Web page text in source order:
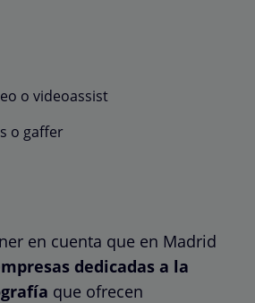
o videoassist
o gaffer
en cuenta que en Madrid
dedicadas a la
que ofrecen